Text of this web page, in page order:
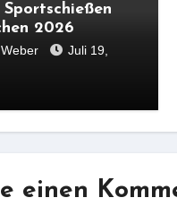
2026
Juli 19,
einen